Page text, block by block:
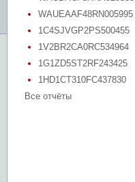
WAUEAAF48RN005995
1C4SJVGP2PS500455
1V2BR2CA0RC534964
1G1ZD5ST2RF243425
1HD1CT310FC437830
Все отчёты